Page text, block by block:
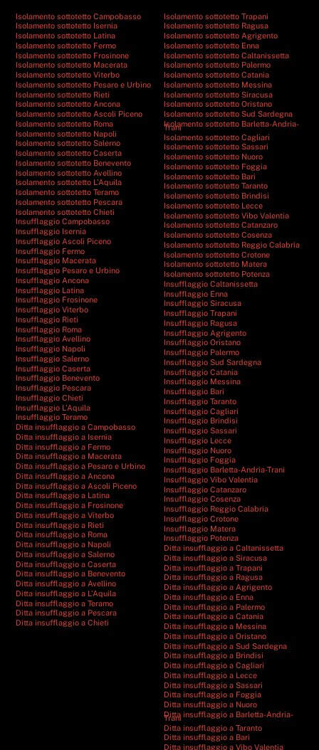
Isolamento sottotetto Campobasso
Isolamento sottotetto Isernia
Isolamento sottotetto Latina
Isolamento sottotetto Fermo
Isolamento sottotetto Frosinone
Isolamento sottotetto Macerata
Isolamento sottotetto Viterbo
Isolamento sottotetto Pesaro e Urbino
Isolamento sottotetto Rieti
Isolamento sottotetto Ancona
Isolamento sottotetto Ascoli Piceno
Isolamento sottotetto Roma
Isolamento sottotetto Napoli
Isolamento sottotetto Salerno
Isolamento sottotetto Caserta
Isolamento sottotetto Benevento
Isolamento sottotetto Avellino
Isolamento sottotetto L’Aquila
Isolamento sottotetto Teramo
Isolamento sottotetto Pescara
Isolamento sottotetto Chieti
Insufflaggio Campobasso
Insufflaggio Isernia
Insufflaggio Ascoli Piceno
Insufflaggio Fermo
Insufflaggio Macerata
Insufflaggio Pesaro e Urbino
Insufflaggio Ancona
Insufflaggio Latina
Insufflaggio Frosinone
Insufflaggio Viterbo
Insufflaggio Rieti
Insufflaggio Roma
Insufflaggio Avellino
Insufflaggio Napoli
Insufflaggio Salerno
Insufflaggio Caserta
Insufflaggio Benevento
Insufflaggio Pescara
Insufflaggio Chieti
Insufflaggio L’Aquila
Insufflaggio Teramo
Ditta insufflaggio a Campobasso
Ditta insufflaggio a Isernia
Ditta insufflaggio a Fermo
Ditta insufflaggio a Macerata
Ditta insufflaggio a Pesaro e Urbino
Ditta insufflaggio a Ancona
Ditta insufflaggio a Ascoli Piceno
Ditta insufflaggio a Latina
Ditta insufflaggio a Frosinone
Ditta insufflaggio a Viterbo
Ditta insufflaggio a Rieti
Ditta insufflaggio a Roma
Ditta insufflaggio a Napoli
Ditta insufflaggio a Salerno
Ditta insufflaggio a Caserta
Ditta insufflaggio a Benevento
Ditta insufflaggio a Avellino
Ditta insufflaggio a L’Aquila
Ditta insufflaggio a Teramo
Ditta insufflaggio a Pescara
Ditta insufflaggio a Chieti
Isolamento sottotetto Trapani
Isolamento sottotetto Ragusa
Isolamento sottotetto Agrigento
Isolamento sottotetto Enna
Isolamento sottotetto Caltanissetta
Isolamento sottotetto Palermo
Isolamento sottotetto Catania
Isolamento sottotetto Messina
Isolamento sottotetto Siracusa
Isolamento sottotetto Oristano
Isolamento sottotetto Sud Sardegna
Isolamento sottotetto Barletta-Andria-
Trani
Isolamento sottotetto Cagliari
Isolamento sottotetto Sassari
Isolamento sottotetto Nuoro
Isolamento sottotetto Foggia
Isolamento sottotetto Bari
Isolamento sottotetto Taranto
Isolamento sottotetto Brindisi
Isolamento sottotetto Lecce
Isolamento sottotetto Vibo Valentia
Isolamento sottotetto Catanzaro
Isolamento sottotetto Cosenza
Isolamento sottotetto Reggio Calabria
Isolamento sottotetto Crotone
Isolamento sottotetto Matera
Isolamento sottotetto Potenza
Insufflaggio Caltanissetta
Insufflaggio Enna
Insufflaggio Siracusa
Insufflaggio Trapani
Insufflaggio Ragusa
Insufflaggio Agrigento
Insufflaggio Oristano
Insufflaggio Palermo
Insufflaggio Sud Sardegna
Insufflaggio Catania
Insufflaggio Messina
Insufflaggio Bari
Insufflaggio Taranto
Insufflaggio Cagliari
Insufflaggio Brindisi
Insufflaggio Sassari
Insufflaggio Lecce
Insufflaggio Nuoro
Insufflaggio Foggia
Insufflaggio Barletta-Andria-Trani
Insufflaggio Vibo Valentia
Insufflaggio Catanzaro
Insufflaggio Cosenza
Insufflaggio Reggio Calabria
Insufflaggio Crotone
Insufflaggio Matera
Insufflaggio Potenza
Ditta insufflaggio a Caltanissetta
Ditta insufflaggio a Siracusa
Ditta insufflaggio a Trapani
Ditta insufflaggio a Ragusa
Ditta insufflaggio a Agrigento
Ditta insufflaggio a Enna
Ditta insufflaggio a Palermo
Ditta insufflaggio a Catania
Ditta insufflaggio a Messina
Ditta insufflaggio a Oristano
Ditta insufflaggio a Sud Sardegna
Ditta insufflaggio a Brindisi
Ditta insufflaggio a Cagliari
Ditta insufflaggio a Lecce
Ditta insufflaggio a Sassari
Ditta insufflaggio a Foggia
Ditta insufflaggio a Nuoro
Ditta insufflaggio a Barletta-Andria-
Trani
Ditta insufflaggio a Taranto
Ditta insufflaggio a Bari
Ditta insufflaggio a Vibo Valentia